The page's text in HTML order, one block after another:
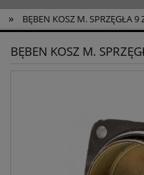
» BĘBEN KOSZ M. SPRZĘGŁA
BĘBEN KOSZ M.